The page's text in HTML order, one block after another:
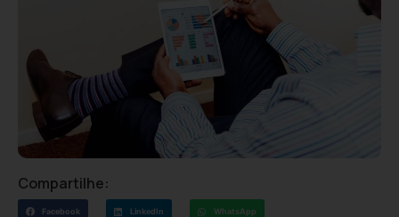
Compartilhe:
Facebook LinkedIn WhatsApp